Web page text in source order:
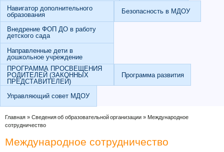
Навигатор дополнительного
образования
Безопасность в МДОУ
Внедрение ФОП ДО в работу
детского сада
Направленные дети в
дошкольное учреждение
ПРОГРАММА ПРОСВЕЩЕНИЯ
РОДИТЕЛЕЙ (ЗАКОННЫХ
ПРЕДСТАВИТЕЛЕЙ)
Программа развития
Управляющий совет МДОУ
Вы здесь
Главная » Сведения об образовательной организации » Международное
сотрудничество
Международное сотрудничество